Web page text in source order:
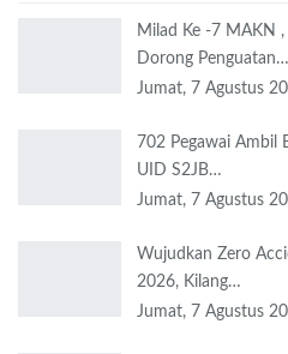
Milad Ke -7 MAKN
Dorong Penguatan…
Jumat, 7 Agustus
702 Pegawai Ambil
UID S2JB…
Jumat, 7 Agustus
Wujudkan Zero
2026, Kilang…
Jumat, 7 Agustus